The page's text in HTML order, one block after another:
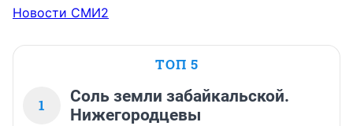
Новости СМИ2
ТОП 5
1
Соль земли забайкальской.
Нижегородцевы